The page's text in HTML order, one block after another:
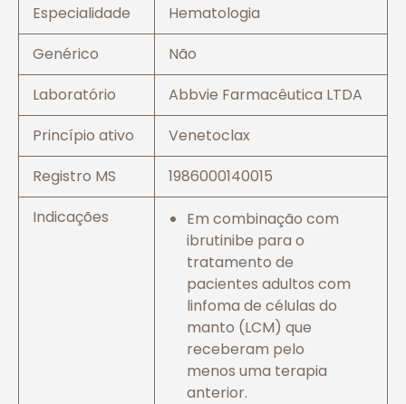
Especialidade
Hematologia
Genérico
Não
Laboratório
Abbvie Farmacêutica LTDA
Princípio ativo
Venetoclax
Registro MS
1986000140015
Indicações
Em combinação com
ibrutinibe para o
tratamento de
pacientes adultos com
linfoma de células do
manto (LCM) que
receberam pelo
menos uma terapia
anterior.